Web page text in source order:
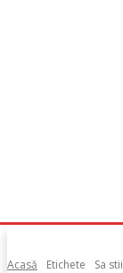
Acasă Etichete Sa